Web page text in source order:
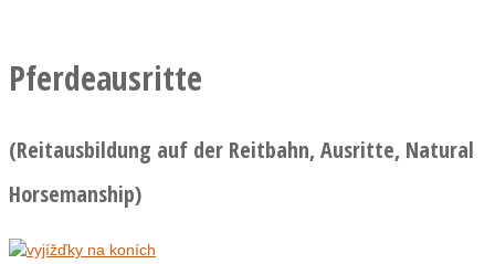
Pferdeausritte
(Reitausbildung auf der Reitbahn, Ausritte, Natural
Horsemanship)